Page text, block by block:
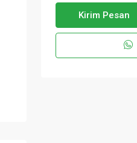
Kirim Pesan